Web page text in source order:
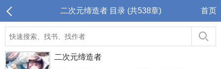
二次元缔造者 目录 (共538章) 首页
二次元缔造者